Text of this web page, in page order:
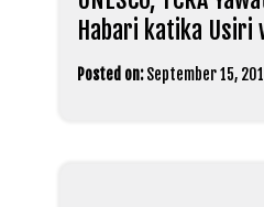
Habari katika Usiri
Posted on: September 15,